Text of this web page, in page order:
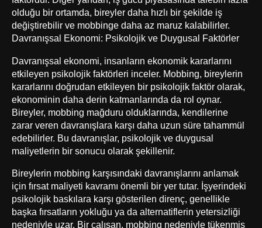
olduğu bir ortamda, bireyler daha hızlı bir şekilde iş
değiştirebilir ve mobbinge daha az maruz kalabilirler.
Davranışsal Ekonomi: Psikolojik ve Duygusal Faktörler
Davranışsal ekonomi, insanların ekonomik kararlarını
etkileyen psikolojik faktörleri inceler. Mobbing, bireylerin
kararlarını doğrudan etkileyen bir psikolojik faktör olarak,
ekonominin daha derin katmanlarında da rol oynar.
Bireyler, mobbing mağduru olduklarında, kendilerine
zarar veren davranışlara karşı daha uzun süre tahammül
edebilirler. Bu davranışlar, psikolojik ve duygusal
maliyetlerin bir sonucu olarak şekillenir.
Bireylerin mobbing karşısındaki davranışlarını anlamak
için fırsat maliyeti kavramı önemli bir yer tutar. İşyerindeki
psikolojik baskılara karşı gösterilen direnç, genellikle
başka fırsatların yokluğu ya da alternatiflerin yetersizliği
nedeniyle uzar. Bir çalışan, mobbing nedeniyle tükenmiş